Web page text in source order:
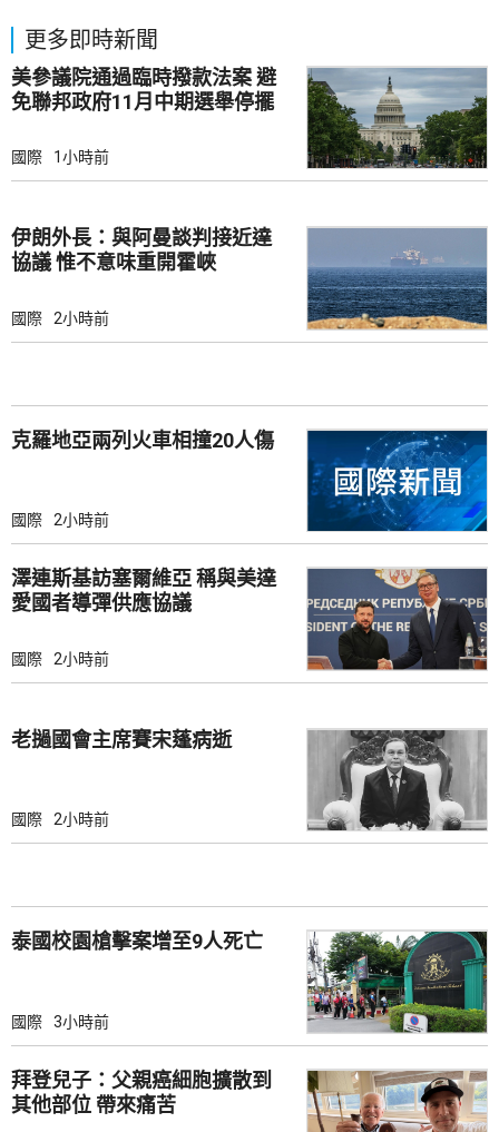
更多即時新聞
美參議院通過臨時撥款法案 避
免聯邦政府11月中期選舉停擺
國際 1小時前
伊朗外長：與阿曼談判接近達
協議 惟不意味重開霍峽
國際 2小時前
克羅地亞兩列火車相撞20人傷
國際 2小時前
澤連斯基訪塞爾維亞 稱與美達
愛國者導彈供應協議
國際 2小時前
老撾國會主席賽宋蓬病逝
國際 2小時前
泰國校園槍擊案增至9人死亡
國際 3小時前
拜登兒子：父親癌細胞擴散到
其他部位 帶來痛苦